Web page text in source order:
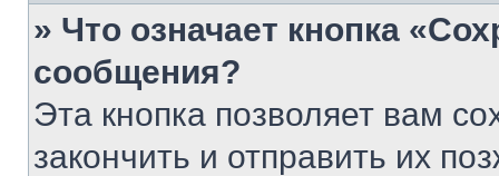
» Что означает кнопка
сообщения?
Эта кнопка позволяет вам
закончить и отправить их